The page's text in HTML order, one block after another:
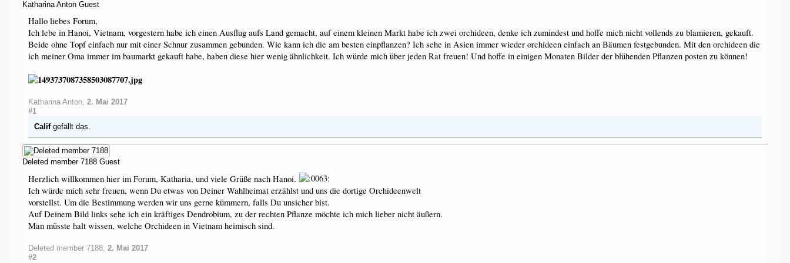
Katharina Anton Guest
Hallo liebes Forum,
Ich lebe in Hanoi, Vietnam, vorgestern habe ich einen Ausflug aufs Land gemacht, auf einem kleinen Markt habe ich zwei orchideen, denke ich zumindest und hoffe mich nicht vollends zu blamieren, gekauft.
Beide ohne Topf einfach nur mit einer Schnur zusammen gebunden. Wie kann ich die am besten einpflanzen? Ich sehe in Asien immer wieder orchideen einfach an Bäumen festgebunden. Mit den orchideen die
ich meiner Oma immer im baumarkt gekauft habe, haben diese hier wenig ähnlichkeit. Ich würde mich über jeden Rat freuen! Und hoffe in einigen Monaten Bilder der blühenden Pflanzen posten zu können!
Katharina Anton, 2. Mai 2017
#1
Califgefällt das.
Deleted member 7188 Guest
Herzlich willkommen hier im Forum, Katharia, und viele Grüße nach Hanoi.
Ich würde mich sehr freuen, wenn Du etwas von Deiner Wahlheimat erzählst und uns die dortige Orchideenwelt
vorstellst. Um die Bestimmung werden wir uns gerne kümmern, falls Du unsicher bist.
Auf Deinem Bild links sehe ich ein kräftiges Dendrobium, zu der rechten Pflanze möchte ich mich lieber nicht äußern.
Man müsste halt wissen, welche Orchideen in Vietnam heimisch sind.
Deleted member 7188, 2. Mai 2017
#2